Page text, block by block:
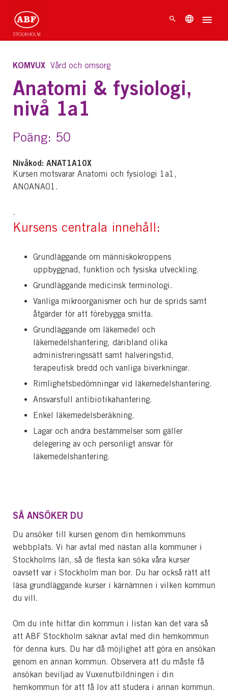
KOMVUX Vård och omsorg
Anatomi & fysiologi,
nivå 1a1
Poäng: 50
Nivåkod: ANAT1A10X
Kursen motsvarar Anatomi och fysiologi 1a1,
AN0ANA01.
.
Kursens centrala innehåll:
Grundläggande om människokroppens
uppbyggnad, funktion och fysiska utveckling.
Grundläggande medicinsk terminologi.
Vanliga mikroorganismer och hur de sprids samt
åtgärder för att förebygga smitta.
Grundläggande om läkemedel och
läkemedelshantering, däribland olika
administreringssätt samt halveringstid,
terapeutisk bredd och vanliga biverkningar.
Rimlighetsbedömningar vid läkemedelshantering.
Ansvarsfull antibiotikahantering.
Enkel läkemedelsberäkning.
Lagar och andra bestämmelser som gäller
delegering av och personligt ansvar för
läkemedelshantering.
SÅ ANSÖKER DU
Du ansöker till kursen genom din hemkommuns
webbplats. Vi har avtal med nästan alla kommuner i
Stockholms län, så de flesta kan söka våra kurser
oavsett var i Stockholm man bor. Du har också rätt att
läsa grundläggande kurser i kärnämnen i vilken kommun
du vill.
Om du inte hittar din kommun i listan kan det vara så
att ABF Stockholm saknar avtal med din hemkommun
för denna kurs. Du har då möjlighet att göra en ansökan
genom en annan kommun. Observera att du måste få
ansökan beviljad av Vuxenutbildningen i din
hemkommun för att få lov att studera i annan kommun.